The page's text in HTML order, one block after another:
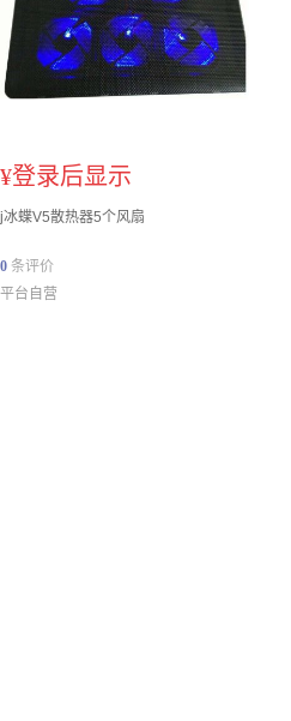
¥登录后显示
j冰蝶V5散热器5个风扇
0 条评价
平台自营